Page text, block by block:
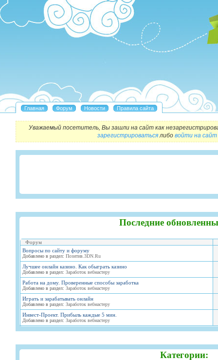
Уважаемый посетитель, Вы зашли на сайт как
зарегистрироватьсялибо войти на сайт
Последние
Форум
Вопросы по сайту и форуму
Добавлено в раздел: Позитив.3DN.Ru
Лучшее онлайн казино. Как обыграть казино
Добавлено в раздел: Заработок вебмастеру
Работа на дому. Проверенные способы заработка
Добавлено в раздел: Заработок вебмастеру
Играть и зарабатывать онлайн
Добавлено в раздел: Заработок вебмастеру
Инвест-Проект. Прибыль каждые 5 мин.
Добавлено в раздел: Заработок вебмастеру
Категории: